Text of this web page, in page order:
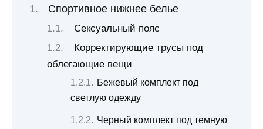
Спортивное нижнее белье
Сексуальный пояс
Корректирующие трусы под
облегающие вещи
Бежевый комплект под
светлую одежду
Черный комплект под темную